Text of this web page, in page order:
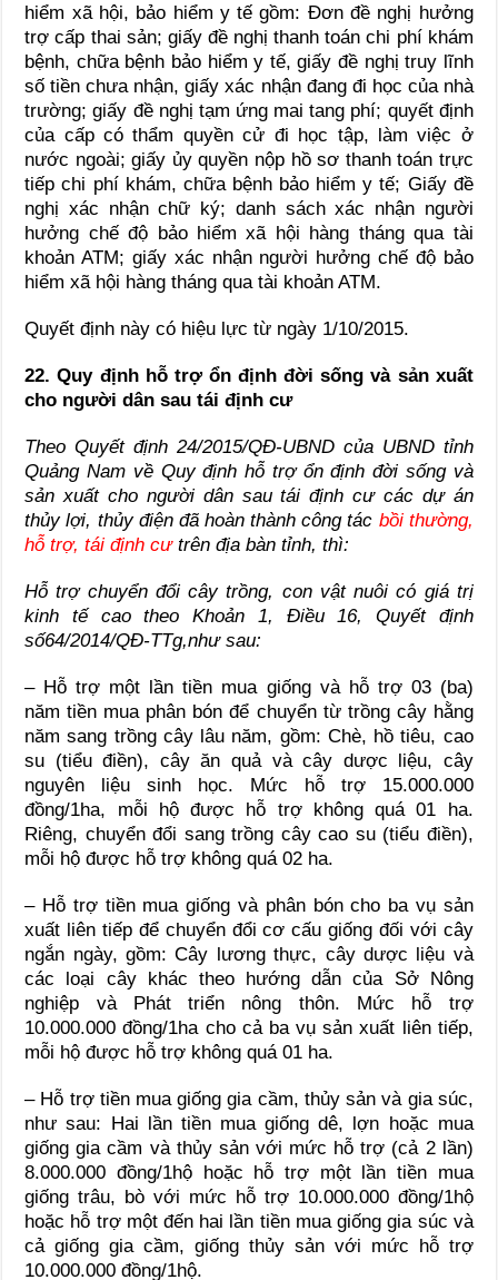
hiểm xã hội, bảo hiểm y tế gồm: Đơn đề nghị hưởng
trợ cấp thai sản; giấy đề nghị thanh toán chi phí khám
bệnh, chữa bệnh bảo hiểm y tế, giấy đề nghị truy lĩnh
số tiền chưa nhận, giấy xác nhận đang đi học của nhà
trường; giấy đề nghị tạm ứng mai tang phí; quyết định
của cấp có thẩm quyền cử đi học tập, làm việc ở
nước ngoài; giấy ủy quyền nộp hồ sơ thanh toán trực
tiếp chi phí khám, chữa bệnh bảo hiểm y tế; Giấy đề
nghị xác nhận chữ ký; danh sách xác nhận người
hưởng chế độ bảo hiểm xã hội hàng tháng qua tài
khoản ATM; giấy xác nhận người hưởng chế độ bảo
hiểm xã hội hàng tháng qua tài khoản ATM.
Quyết định này có hiệu lực từ ngày 1/10/2015.
22. Quy định hỗ trợ ổn định đời sống và sản xuất
cho người dân sau tái định cư
Theo Quyết định 24/2015/QĐ-UBND của UBND tỉnh
Quảng Nam về Quy định hỗ trợ ổn định đời sống và
sản xuất cho người dân sau tái định cư các dự án
thủy lợi, thủy điện đã hoàn thành công tác bồi thường,
hỗ trợ, tái định cưtrên địa bàn tỉnh, thì:
Hỗ trợ chuyển đổi cây trồng, con vật nuôi có giá trị
kinh tế cao theo Khoản 1, Điều 16, Quyết định
số64/2014/QĐ-TTg,như sau:
– Hỗ trợ một lần tiền mua giống và hỗ trợ 03 (ba)
năm tiền mua phân bón để chuyển từ trồng cây hằng
năm sang trồng cây lâu năm, gồm: Chè, hồ tiêu, cao
su (tiểu điền), cây ăn quả và cây dược liệu, cây
nguyên liệu sinh học. Mức hỗ trợ 15.000.000
đồng/1ha, mỗi hộ được hỗ trợ không quá 01 ha.
Riêng, chuyển đổi sang trồng cây cao su (tiểu điền),
mỗi hộ được hỗ trợ không quá 02 ha.
– Hỗ trợ tiền mua giống và phân bón cho ba vụ sản
xuất liên tiếp để chuyển đổi cơ cấu giống đối với cây
ngắn ngày, gồm: Cây lương thực, cây dược liệu và
các loại cây khác theo hướng dẫn của Sở Nông
nghiệp và Phát triển nông thôn. Mức hỗ trợ
10.000.000 đồng/1ha cho cả ba vụ sản xuất liên tiếp,
mỗi hộ được hỗ trợ không quá 01 ha.
– Hỗ trợ tiền mua giống gia cầm, thủy sản và gia súc,
như sau: Hai lần tiền mua giống dê, lợn hoặc mua
giống gia cầm và thủy sản với mức hỗ trợ (cả 2 lần)
8.000.000 đồng/1hộ hoặc hỗ trợ một lần tiền mua
giống trâu, bò với mức hỗ trợ 10.000.000 đồng/1hộ
hoặc hỗ trợ một đến hai lần tiền mua giống gia súc và
cả giống gia cầm, giống thủy sản với mức hỗ trợ
10.000.000 đồng/1hộ.